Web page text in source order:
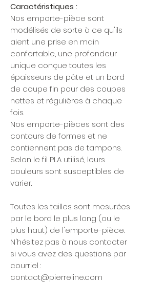
Caractéristiques :
Nos emporte-pièce sont
modélisés de sorte à ce qu'ils
aient une prise en main
confortable, une profondeur
unique conçue toutes les
épaisseurs de pâte et un bord
de coupe fin pour des coupes
nettes et régulières à chaque
fois.
Nos emporte-pièces sont des
contours de formes et ne
contiennent pas de tampons.
Selon le fil PLA utilisé, leurs
couleurs sont susceptibles de
varier.
Toutes les tailles sont mesurées
par le bord le plus long (ou le
plus haut) de l'emporte-pièce.
N'hésitez pas à nous contacter
si vous avez des questions par
courriel :
contact@pierreline.com